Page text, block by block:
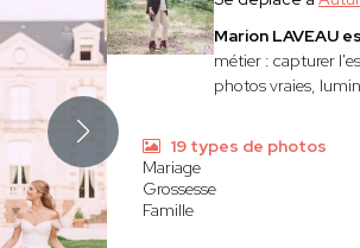
Marion LAVEAU
métier : capturer
photos vraies,
19 types de photos
Mariage
Grossesse
Famille